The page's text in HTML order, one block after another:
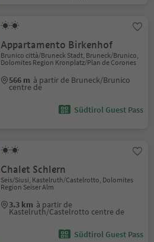
Appartamento Birkenhof
Brunico città/Bruneck Stadt, Bruneck/Brunico,
Dolomites Region Kronplatz/Plan de Corones
566 m à partir de Bruneck/Brunico
centre de
Südtirol Guest Pass
Chalet Schlern
Seis/Siusi, Kastelruth/Castelrotto, Dolomites
Region Seiser Alm
3.3 km à partir de
Kastelruth/Castelrotto centre de
Südtirol Guest Pass